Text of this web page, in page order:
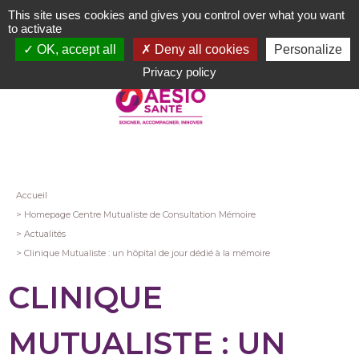
Aller
au
contenu
Fil
d'Ariane
Accueil
Homepage Centre Mutualiste de Consultation Mémoire
Actualités
Clinique Mutualiste : un hôpital de jour dédié à la mémoire
CLINIQUE
MUTUALISTE : UN
This site uses cookies and gives you control over what you want
to activate
OK, accept all
Deny all cookies
Personalize
Privacy policy